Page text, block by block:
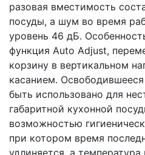
разовая вместимость
посуды, а шум во время
уровень 46 дБ.
функция Auto Adjust,
корзину в вертикальном
касанием.
быть использовано для
габаритной кухонной
возможностью
при котором время
удлиняется, а